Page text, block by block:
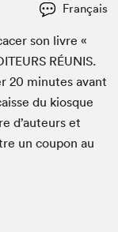
Français
son livre «
RÉU­NIS.
20 min­utes avant
du kiosque
d’auteurs et
un coupon au